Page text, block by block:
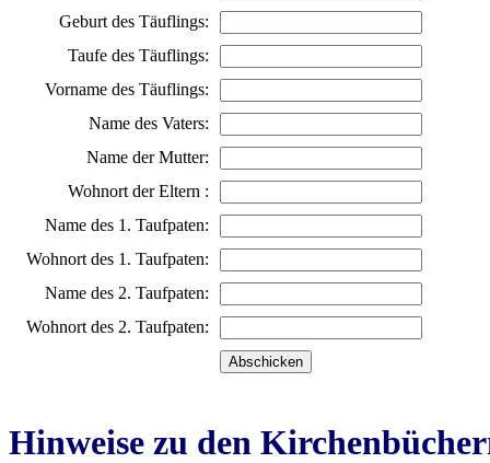
Geburt des Täuflings:
Taufe des Täuflings:
Vorname des Täuflings:
Name des Vaters:
Name der Mutter:
Wohnort der Eltern :
Name des 1. Taufpaten:
Wohnort des 1. Taufpaten:
Name des 2. Taufpaten:
Wohnort des 2. Taufpaten:
Hinweise zu den